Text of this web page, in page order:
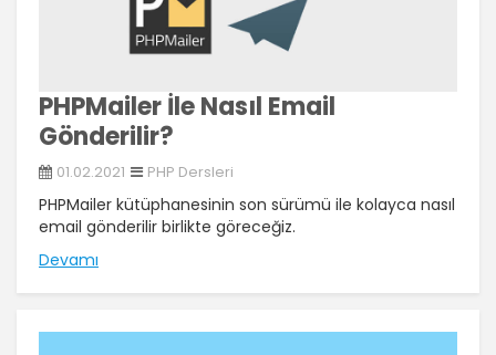
PHPMailer İle Nasıl Email
Gönderilir?
01.02.2021 PHP Dersleri
PHPMailer kütüphanesinin son sürümü ile kolayca nasıl
email gönderilir birlikte göreceğiz.
Devamı